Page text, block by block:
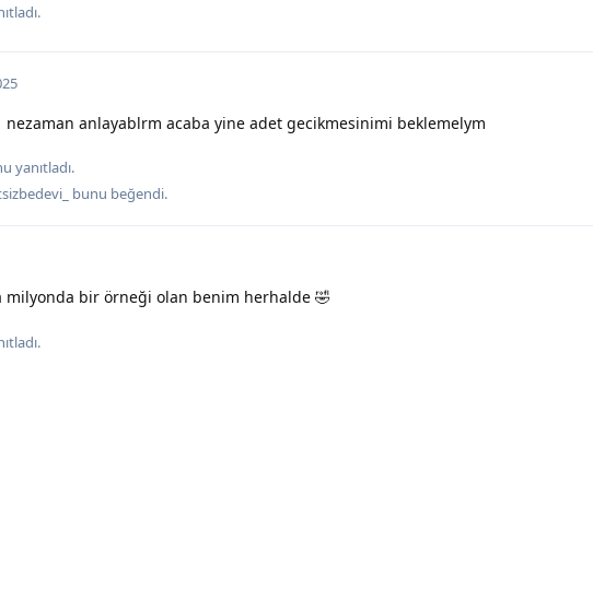
nezaman anlayablrm acaba yine adet gecikmesinimi beklemelym
yanıtladı.
bunu beğendi.
milyonda bir örneği olan benim herhalde 🤣